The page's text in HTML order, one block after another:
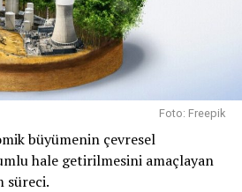
Foto: Freepik
büyümenin çevresel
hale getirilmesini amaçlayan
süreci.